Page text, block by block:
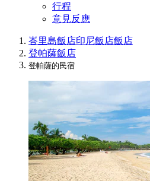
行程
意見反應
峇里島飯店印尼飯店飯店
登帕薩飯店
登帕薩的民宿